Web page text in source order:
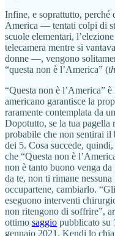
Infine, e soprattutto, perché
America — tentati colpi di
scuole elementari,
telecamera mentre si
donne —, vengono
“questa non è l’America” (
“Questa non è l’America”
americano garantisce la
raramente contemplata da
Dopotutto, se la tua pagella
probabile che non sentirai il
dei 5. Cosa succede,
che “Questa non è
non è tanto buono venga
da te, non ti rimane
occupartene, cambiarlo.
eseguono interventi
non ritengono di soffrire”,
ottimo saggio pubblicato su
gennaio 2021. Kendi lo